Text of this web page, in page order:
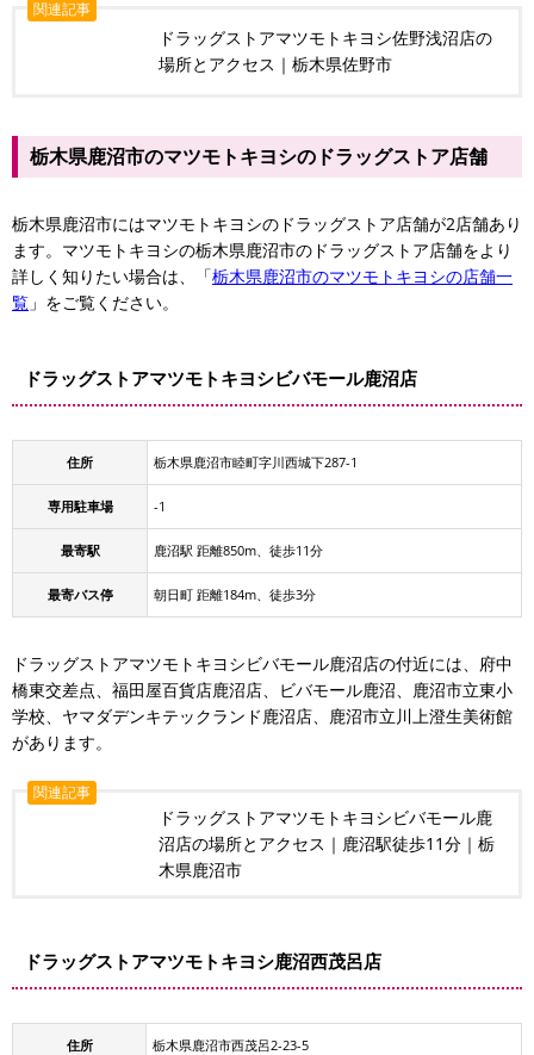
関連記事
ドラッグストアマツモトキヨシ佐野浅沼店の
場所とアクセス｜栃木県佐野市
栃木県鹿沼市のマツモトキヨシのドラッグストア店舗
栃木県鹿沼市にはマツモトキヨシのドラッグストア店舗が2店舗あり
ます。マツモトキヨシの栃木県鹿沼市のドラッグストア店舗をより
詳しく知りたい場合は、「栃木県鹿沼市のマツモトキヨシの店舗一
覧 」をご覧ください。
ドラッグストアマツモトキヨシビバモール鹿沼店
住所 栃木県鹿沼市睦町字川西城下287-1
専用駐車場 -1
最寄駅 鹿沼駅 距離850m、徒歩11分
最寄バス停 朝日町 距離184m、徒歩3分
ドラッグストアマツモトキヨシビバモール鹿沼店の付近には、府中
橋東交差点、福田屋百貨店鹿沼店、ビバモール鹿沼、鹿沼市立東小
学校、ヤマダデンキテックランド鹿沼店、鹿沼市立川上澄生美術館
があります。
関連記事
ドラッグストアマツモトキヨシビバモール鹿
沼店の場所とアクセス｜鹿沼駅徒歩11分｜栃
木県鹿沼市
ドラッグストアマツモトキヨシ鹿沼西茂呂店
住所 栃木県鹿沼市西茂呂2-23-5